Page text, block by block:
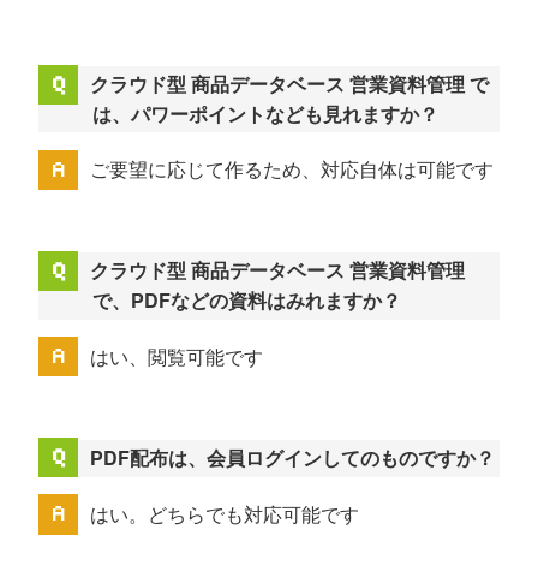
クラウド型 商品データベース 営業資料管理 で
は、パワーポイントなども見れますか？
ご要望に応じて作るため、対応自体は可能です
クラウド型 商品データベース 営業資料管理
で、PDFなどの資料はみれますか？
はい、閲覧可能です
PDF配布は、会員ログインしてのものですか？
はい。どちらでも対応可能です